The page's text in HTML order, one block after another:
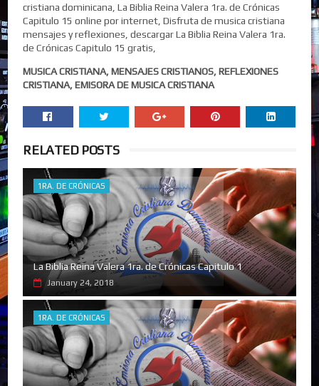
cristiana dominicana, La Biblia Reina Valera 1ra. de Crónicas
Capitulo 15 online por internet, Disfruta de musica cristiana
mensajes y reflexiones, descargar La Biblia Reina Valera 1ra.
de Crónicas Capitulo 15 gratis,
MUSICA CRISTIANA, MENSAJES CRISTIANOS, REFLEXIONES
CRISTIANA, EMISORA DE MUSICA CRISTIANA
RELATED POSTS
1RA. DE CRÓNICAS
La Biblia Reina Valera 1ra. de Crónicas Capitulo 1
January 24, 2018
1RA. DE CRÓNICAS